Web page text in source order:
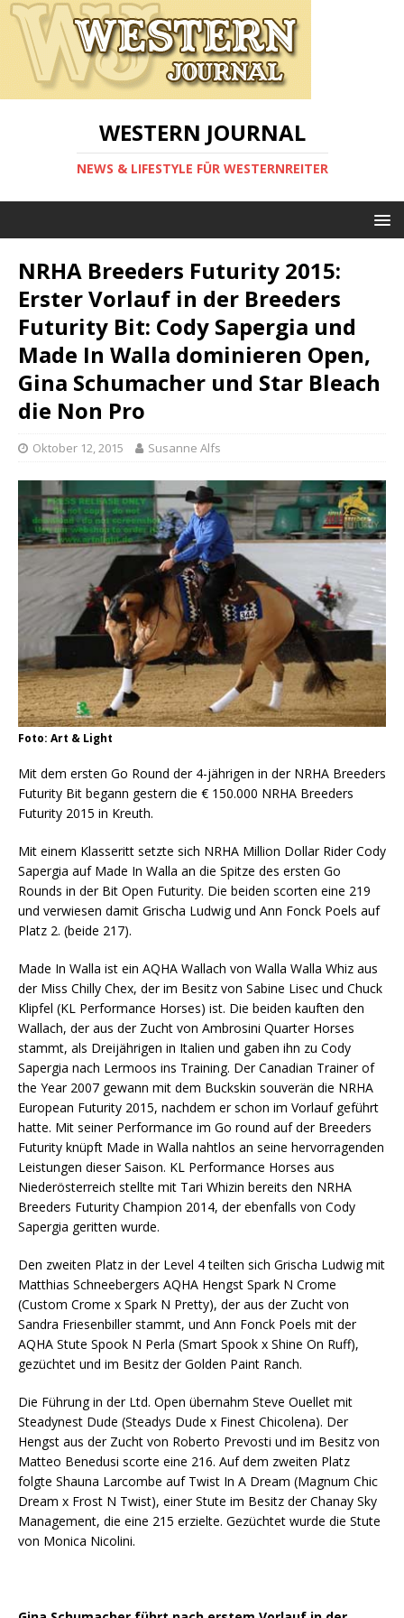
WESTERN JOURNAL
NEWS & LIFESTYLE FÜR WESTERNREITER
NRHA Breeders Futurity 2015:
Erster Vorlauf in der Breeders
Futurity Bit: Cody Sapergia und
Made In Walla dominieren Open,
Gina Schumacher und Star Bleach
die Non Pro
Oktober 12, 2015 Susanne Alfs
Foto: Art & Light
Mit dem ersten Go Round der 4-jährigen in der NRHA Breeders
Futurity Bit begann gestern die € 150.000 NRHA Breeders
Futurity 2015 in Kreuth.
Mit einem Klasseritt setzte sich NRHA Million Dollar Rider Cody
Sapergia auf Made In Walla an die Spitze des ersten Go
Rounds in der Bit Open Futurity. Die beiden scorten eine 219
und verwiesen damit Grischa Ludwig und Ann Fonck Poels auf
Platz 2. (beide 217).
Made In Walla ist ein AQHA Wallach von Walla Walla Whiz aus
der Miss Chilly Chex, der im Besitz von Sabine Lisec und Chuck
Klipfel (KL Performance Horses) ist. Die beiden kauften den
Wallach, der aus der Zucht von Ambrosini Quarter Horses
stammt, als Dreijährigen in Italien und gaben ihn zu Cody
Sapergia nach Lermoos ins Training. Der Canadian Trainer of
the Year 2007 gewann mit dem Buckskin souverän die NRHA
European Futurity 2015, nachdem er schon im Vorlauf geführt
hatte. Mit seiner Performance im Go round auf der Breeders
Futurity knüpft Made in Walla nahtlos an seine hervorragenden
Leistungen dieser Saison. KL Performance Horses aus
Niederösterreich stellte mit Tari Whizin bereits den NRHA
Breeders Futurity Champion 2014, der ebenfalls von Cody
Sapergia geritten wurde.
Den zweiten Platz in der Level 4 teilten sich Grischa Ludwig mit
Matthias Schneebergers AQHA Hengst Spark N Crome
(Custom Crome x Spark N Pretty), der aus der Zucht von
Sandra Friesenbiller stammt, und Ann Fonck Poels mit der
AQHA Stute Spook N Perla (Smart Spook x Shine On Ruff),
gezüchtet und im Besitz der Golden Paint Ranch.
Die Führung in der Ltd. Open übernahm Steve Ouellet mit
Steadynest Dude (Steadys Dude x Finest Chicolena). Der
Hengst aus der Zucht von Roberto Prevosti und im Besitz von
Matteo Benedusi scorte eine 216. Auf dem zweiten Platz
folgte Shauna Larcombe auf Twist In A Dream (Magnum Chic
Dream x Frost N Twist), einer Stute im Besitz der Chanay Sky
Management, die eine 215 erzielte. Gezüchtet wurde die Stute
von Monica Nicolini.